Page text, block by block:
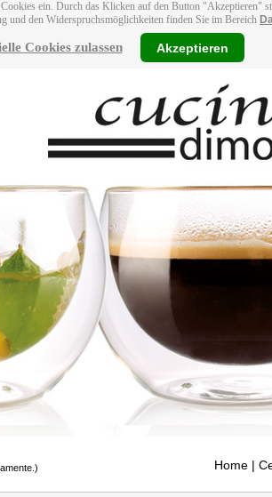
ein. Durch das Klicken auf den Button "Akzeptieren"
und den Widerspruchsmöglichkeiten finden Sie im Bereich
Cookies zulassen Akzeptieren
Home |